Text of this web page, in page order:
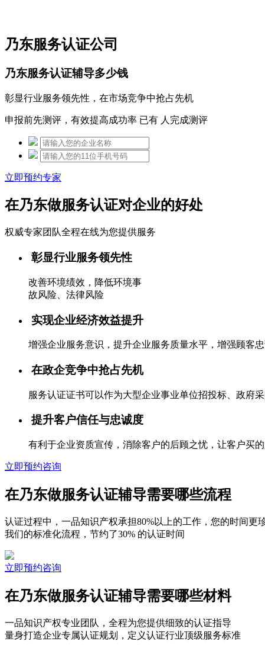
乃东服务认证公司
乃东服务认证辅导多少钱
彰显行业服务领先性，在市场竞争中抢占先机
申报前先测评，有效提高成功率 已有 人完成测评
立即预约专家
在乃东做服务认证对企业的好处
权威专家团队全程在线为您提供服务
彰显行业服务领先性
改善环境绩效，降低环境事
故风险、法律风险
实现企业经济效益提升
增强企业服务意识，提升企业服务质量水平，增强顾客
在政企竞争中抢占先机
服务认证证书可以作为大型企业事业单位招投标、政府
提升客户信任与忠诚度
有利于企业资质宣传，消除客户的后顾之忧，让客户买
立即预约咨询
在乃东做服务认证辅导需要哪些流程
认证过程中，一品知识产权承担80%以上的工作，您的时间更
我们的标准化流程，节约了30% 的认证时间
立即预约咨询
在乃东做服务认证辅导需要哪些材料
一品知识产权专业团队，全程为您提供细致的认证指导
量身打造企业专属认证规划，定义认证行业顶级服务标准